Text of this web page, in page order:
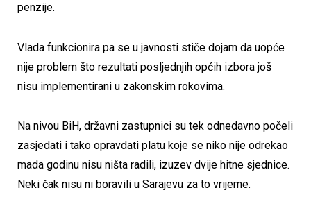
penzije.
Vlada funkcionira pa se u javnosti stiče dojam da uopće
nije problem što rezultati posljednjih općih izbora još
nisu implementirani u zakonskim rokovima.
Na nivou BiH, državni zastupnici su tek odnedavno počeli
zasjedati i tako opravdati platu koje se niko nije odrekao
mada godinu nisu ništa radili, izuzev dvije hitne sjednice.
Neki čak nisu ni boravili u Sarajevu za to vrijeme.